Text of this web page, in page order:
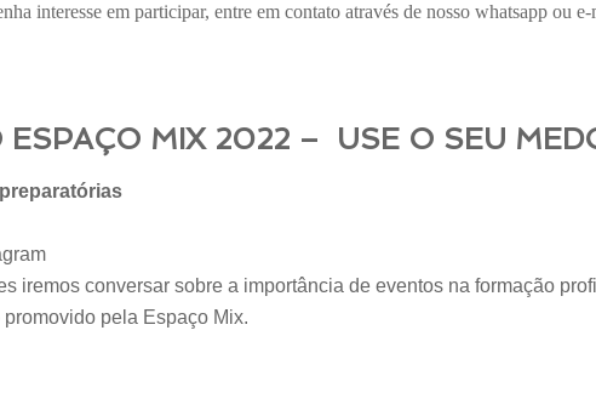
interesse em participar, entre em contato através de nosso whatsapp ou
ESPAÇO MIX 2022 – USE O SEU
iremos conversar sobre a importância de eventos na formação
pela Espaço Mix.